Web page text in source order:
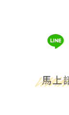
馬上